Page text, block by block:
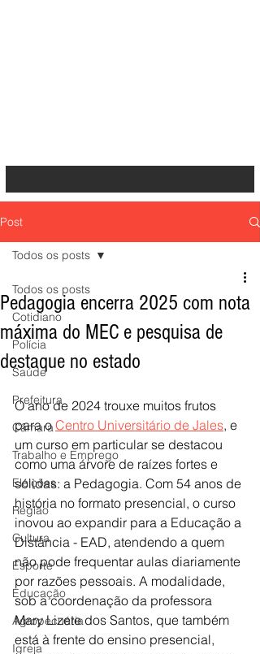
Post
Todos os posts
Cotidiano
Polícia
Saúde
Prefeitura
Câmara
Trabalho e Emprego
Eleições
Região
Cultura
Esporte
Educação
Agropecuária
Igreja
Todos os posts
Pedagogia encerra 2025 com nota
máxima do MEC e pesquisa de
destaque no estado
O ano de 2024 trouxe muitos frutos
para o Centro Universitário de Jales, e
um curso em particular se destacou
como uma árvore de raízes fortes e
sólidas: a Pedagogia. Com 54 anos de
história no formato presencial, o curso
inovou ao expandir para a Educação a
Distância - EAD, atendendo a quem
não pode frequentar aulas diariamente
por razões pessoais. A modalidade,
sob a coordenação da professora
Mary Lizete dos Santos, que também
está à frente do ensino presencial,